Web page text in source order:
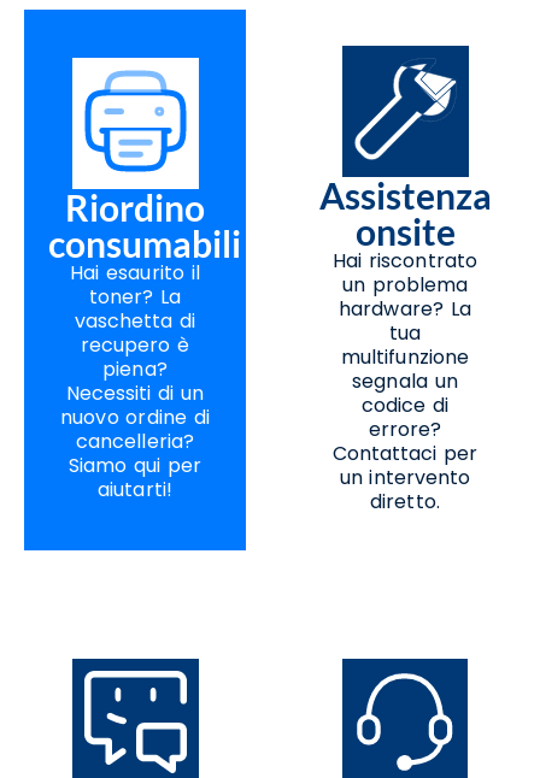
Riordino
consumabili
Hai esaurito il
toner? La
vaschetta di
recupero è
piena?
Necessiti di un
nuovo ordine di
cancelleria?
Siamo qui per
aiutarti!
Assistenza
onsite
Hai riscontrato
un problema
hardware? La
tua
multifunzione
segnala un
codice di
errore?
Contattaci per
un intervento
diretto.